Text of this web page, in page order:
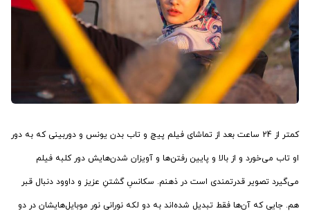
کمتر از 24 ساعت بعد از تماشای فیلم پیچ و تاب بدن یونس و دوربینی که به دور
او تاب می‌خورد و از بالا و پایین رفتن‌ها و آویزان شدن‌هایش دور کلبه فیلم
می‌گیرد تصویر قدرتمندی است در ذهنم. سکانسِ گشتنِ عزیز و داوود دنبال قبر
هم. جایی که آن‌ها فقط تبدیل شده‌اند به دو لکه نورانی نور موبایل‌هایشان در دو